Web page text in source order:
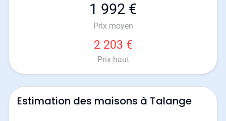
1 992 €
Prix moyen
2 203 €
Prix haut
Estimation des maisons à Talange